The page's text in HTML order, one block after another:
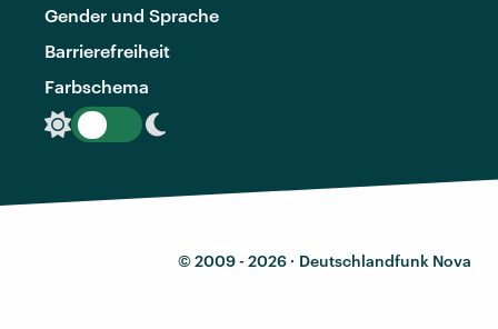
Gender und Sprache
Barrierefreiheit
Farbschema
© 2009 - 2026 · Deutschlandfunk Nova